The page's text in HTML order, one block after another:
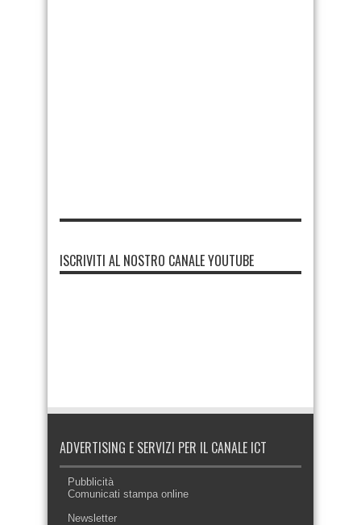
ISCRIVITI AL NOSTRO CANALE YOUTUBE
ADVERTISING E SERVIZI PER IL CANALE ICT
Pubblicità
Comunicati stampa online
Newsletter